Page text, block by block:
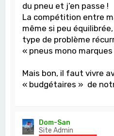
du pneu et j’en passe !
La compétition entre
même si peu
type de problème
« pneus mono
Mais bon, il faut vivre
« budgétaires » de
Dom-San
Site Admin